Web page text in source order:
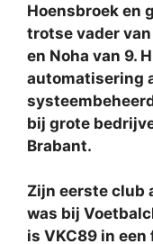
Hoensbroek en
trotse vader
en Noha van 9.
automatisering
bij grote
Brabant.
Zijn eerste club
was bij
is VKC89 in een